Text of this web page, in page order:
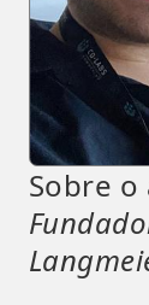
Sobre